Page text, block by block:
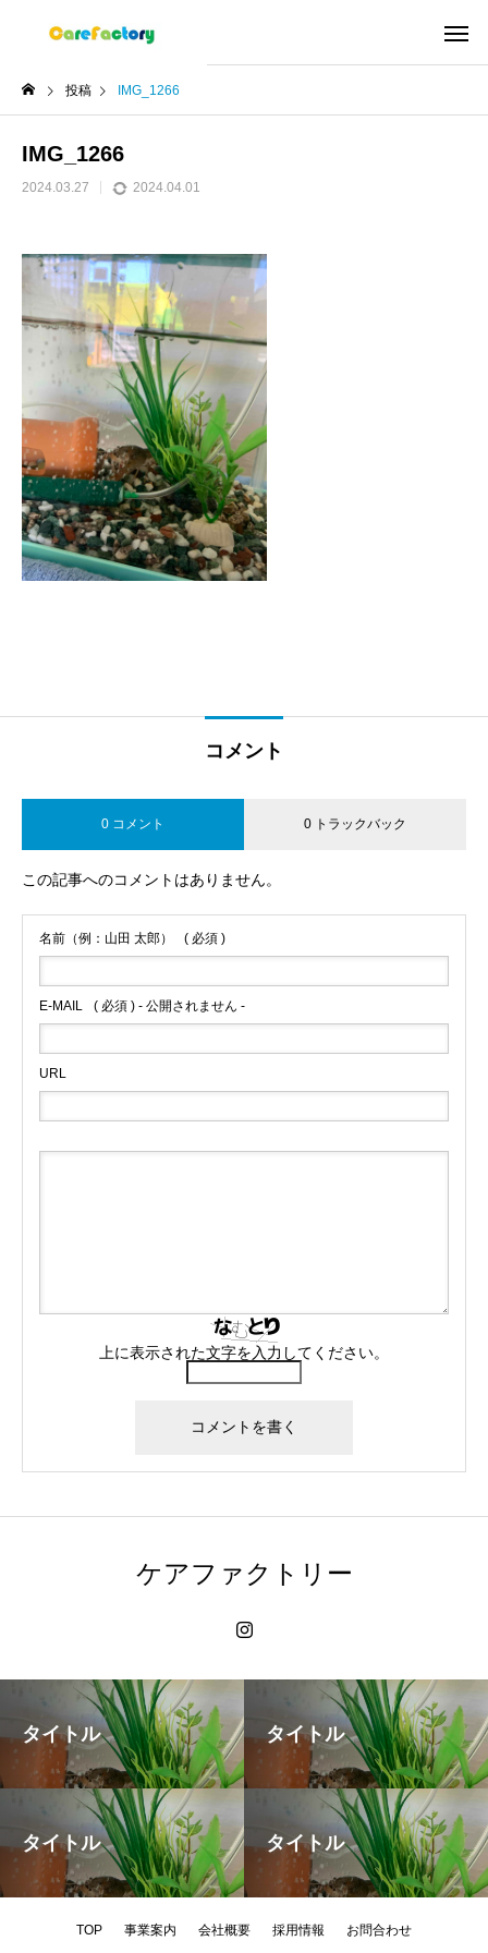
投稿 IMG_1266
IMG_1266
2024.03.27 2024.04.01
コメント
0 コメント 0 トラックバック
この記事へのコメントはありません。
名前（例：山田 太郎） ( 必須 )
E-MAIL ( 必須 ) - 公開されません -
URL
上に表示された文字を入力してください。
ケアファクトリー
タイトル タイトル
タイトル タイトル
TOP 事業案内 会社概要 採用情報 お問合わせ